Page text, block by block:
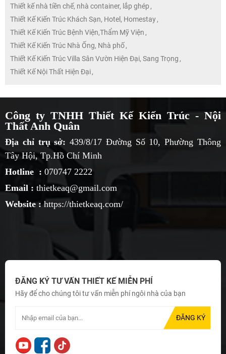
Thiết kế nhà tiền chế, nhà container, lắp ghép ,
Thiết Kế Kiến Trúc Khách Sạn, Hotel, Homestay,
Thiết Kế Kiến Trúc Bệnh Viện,Thẩm Mỹ Viện ,
Thiết Kế Kiến Trúc Nhà Ống, Nhà phố,
Thiết Kế Kiến Trúc Villa Sân Vườn Hiện Đại, Sang Trọng ,
Thiết Kế Nội Thất Hiện Đại,
Công ty TNHH Thiết Kế Kiến Trúc - Nội
Thất Anh Quân
Địa chỉ trụ sở: 439/8/17 Đường Số 10, Phường Thông
Tây Hội, Tp.Hồ Chí Minh
Hotline : 070747 2222
Email : thietkeaq@gmail.com
Website : https://thietkeaq.com/
ĐĂNG KÝ TƯ VẤN THIẾT KẾ MIỄN PHÍ
Hãy để cho chúng tôi tư vấn miễn phí ngôi nhà của bạn